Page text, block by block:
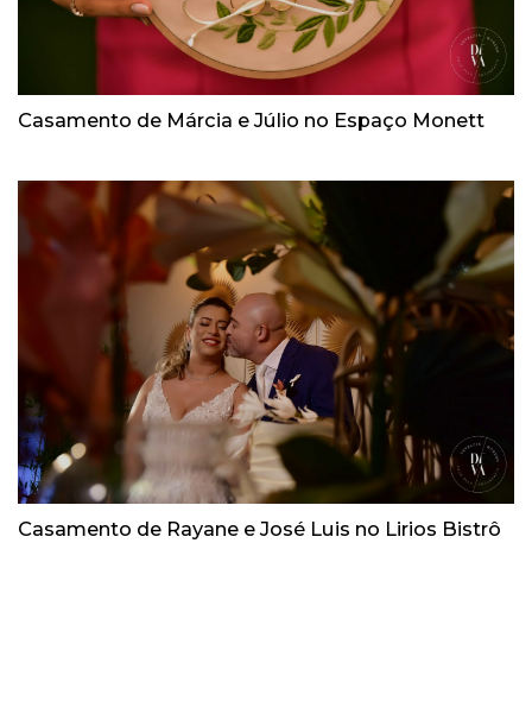
Casamento de Márcia e Júlio no Espaço Monett
Casamento de Rayane e José Luis no Lirios Bistrô